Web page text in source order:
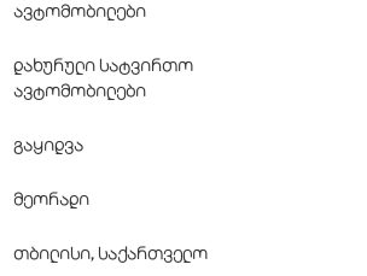
ავტომობილები
დახურული სატვირთო
ავტომობილები
გაყიდვა
მეორადი
თბილისი, საქართველო